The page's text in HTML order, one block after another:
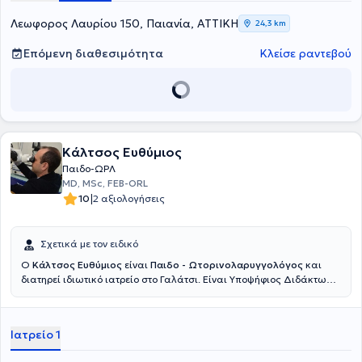
απόφοιτος του Μεταπτυχιακού Προγράμματος Σπουδών «Κλινική &
Βιομηχανική Φαρμακολογία» του ίδιου Πανεπιστημίου. Η ιατρός
ολοκλήρωσε την Ειδικότητα της Ωτορινολαρυγγολογίας -
Χειρουργικής Κεφαλής και Τραχήλου στην Α’ Πανεπιστημιακή
Ωτορινολαρυγγολογική Κλινική του Εθνικού και Καποδιστριακού
"Ιπποκράτειο". Τέλος, η ιατρός φροντίζει ενεργά να παρακολουθεί
Λεωφορος Λαυρίου 150, Παιανία, ΑΤΤΙΚΗ 24,3 km
Επόμενη διαθεσιμότητα Κλείσε ραντεβού
Κάλτσος Ευθύμιος
Παιδο-ΩΡΛ
MD, MSc, FEB-ORL
10|2 αξιολογήσεις
Σχετικά με τον ειδικό
Ο Κάλτσος Ευθύμιος είναι Παιδο - Ωτορινολαρυγγολόγος και
διατηρεί ιδιωτικό ιατρείο στο Γαλάτσι. Είναι Υποψήφιος Διδάκτωρ
Εθνικού και Καποδιστριακού Πανεπιστημίου Αθηνών και διαθέτει
υγείας από το ίδιο Πανεπιστήμιο. Επιπλέον, διαθέτει πτυχίο Ιατρικής
από το Αριστοτέλειο Πανεπιστήμιο και έχει μετεκπαιδευτεί στην
Ιατρείο 1